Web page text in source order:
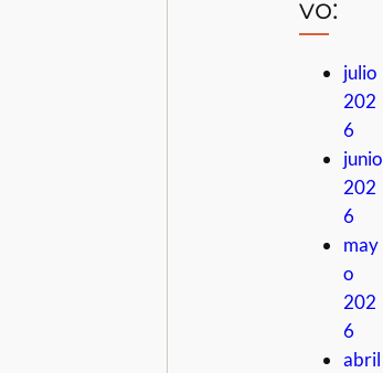
vo:
julio
202
6
junio
202
6
may
o
202
6
abril